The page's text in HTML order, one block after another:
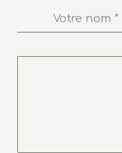
Votre nom *